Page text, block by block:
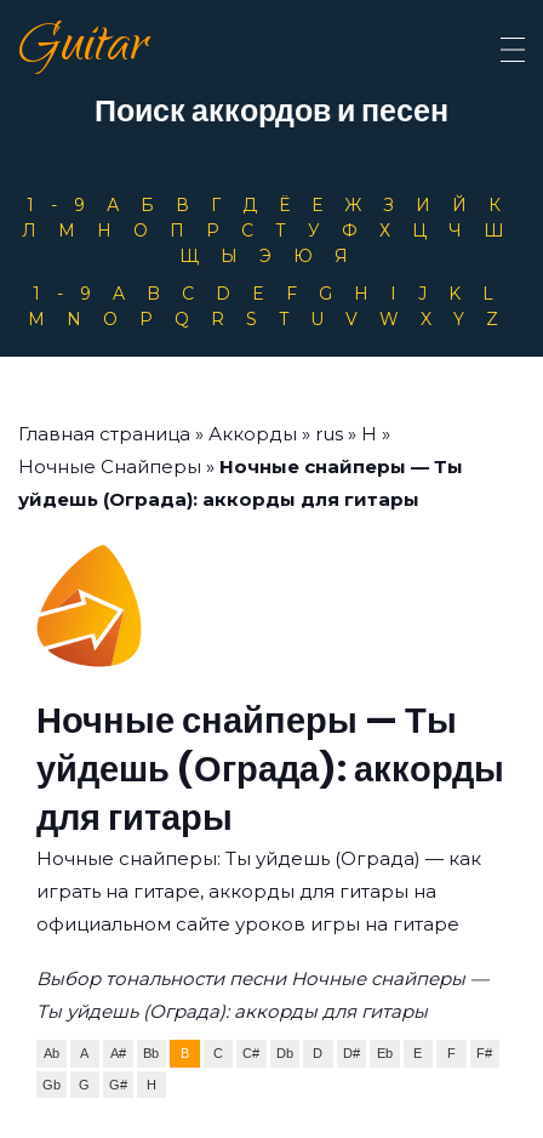
Guitar
Поиск аккордов и песен
1-9 А Б В Г Д Ё Е Ж З И Й
К
Л
М Н О П Р С Т У Ф Х Ц Ч
Ш
Щ
Ы Э Ю
Я
1-9
A B C D E F G H I J K
L
M
N O P Q R S T U V W X Y Z
Главная страница » Аккорды » rus » Н »
Ночные Снайперы » Ночные снайперы — Ты
уйдешь (Ограда): аккорды для гитары
Ночные снайперы — Ты
уйдешь (Ограда): аккорды
для гитары
Ночные снайперы: Ты уйдешь (Ограда) — как
играть на гитаре, аккорды для гитары на
официальном сайте уроков игры на гитаре
Выбор тональности песни Ночные снайперы —
Ты уйдешь (Ограда): аккорды для гитары
Ab A A# Bb B C C# Db D D# Eb E F F#
Gb G G# H